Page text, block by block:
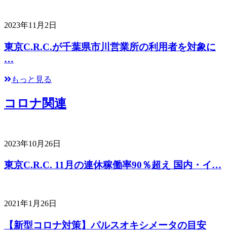
2023年11月2日
東京C.R.C.が千葉県市川営業所の利用者を対象に
…
もっと見る
コロナ関連
2023年10月26日
東京C.R.C. 11月の連休稼働率90％超え 国内・イ…
2021年1月26日
【新型コロナ対策】パルスオキシメータの目安